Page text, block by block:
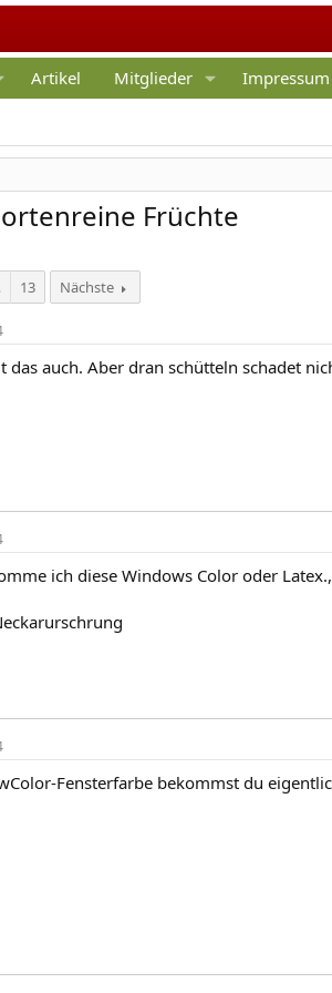
Artikel Mitglieder Impressum
Früchte
13 Nächste
das auch. Aber dran schütteln schadet
ich diese Windows Color oder
Fensterfarbe bekommst du